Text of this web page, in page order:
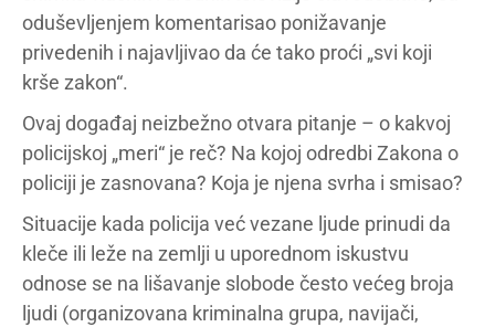
oduševljenjem komentarisao ponižavanje
privedenih i najavljivao da će tako proći „svi koji
krše zakon“.
Ovaj događaj neizbežno otvara pitanje – o kakvoj
policijskoj „meri“ je reč? Na kojoj odredbi Zakona o
policiji je zasnovana? Koja je njena svrha i smisao?
Situacije kada policija već vezane ljude prinudi da
kleče ili leže na zemlji u uporednom iskustvu
odnose se na lišavanje slobode često većeg broja
ljudi (organizovana kriminalna grupa, navijači,